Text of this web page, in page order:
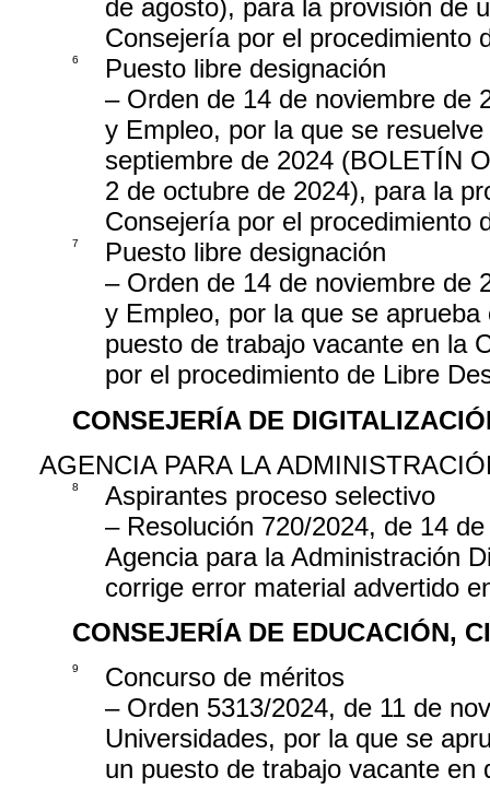
de agosto), para la provisión de
Consejería por el procedimiento
6
Puesto libre designación
– Orden de 14 de noviembre de
y Empleo, por la que se
septiembre de 2024 (BOLETÍN
2 de octubre de 2024), para la
Consejería por el procedimiento
7
Puesto libre designación
– Orden de 14 de noviembre de
y Empleo, por la que se
puesto de trabajo vacante en la
por el procedimiento de Libre
CONSEJERÍA DE
AGENCIA PARA LA
8
Aspirantes proceso selectivo
– Resolución 720/2024, de 14
Agencia para la Administración
corrige error material advertido
CONSEJERÍA DE EDUCACIÓN,
9
Concurso de méritos
– Orden 5313/2024, de 11 de
Universidades, por la que se
un puesto de trabajo vacante